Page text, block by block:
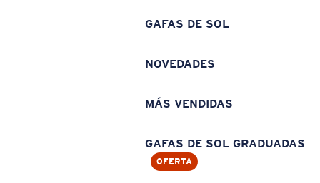
GAFAS DE SOL
NOVEDADES
MÁS VENDIDAS
GAFAS DE SOL GRADUADAS
OFERTA
Gafas de sol personalizadas
Los más vendidos de gafas de sol